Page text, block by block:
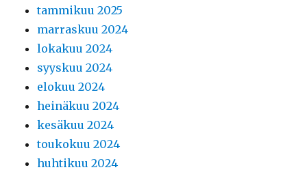
tammikuu 2025
marraskuu 2024
lokakuu 2024
syyskuu 2024
elokuu 2024
heinäkuu 2024
kesäkuu 2024
toukokuu 2024
huhtikuu 2024